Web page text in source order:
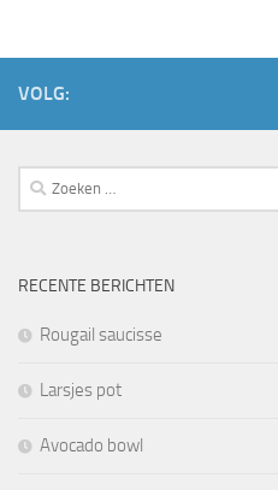
VOLG:
Zoeken
naar:
RECENTE BERICHTEN
Rougail saucisse
Larsjes pot
Avocado bowl